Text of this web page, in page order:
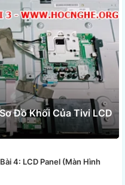
Đồ Khối Của Tivi LCD
4: LCD Panel (Màn Hình